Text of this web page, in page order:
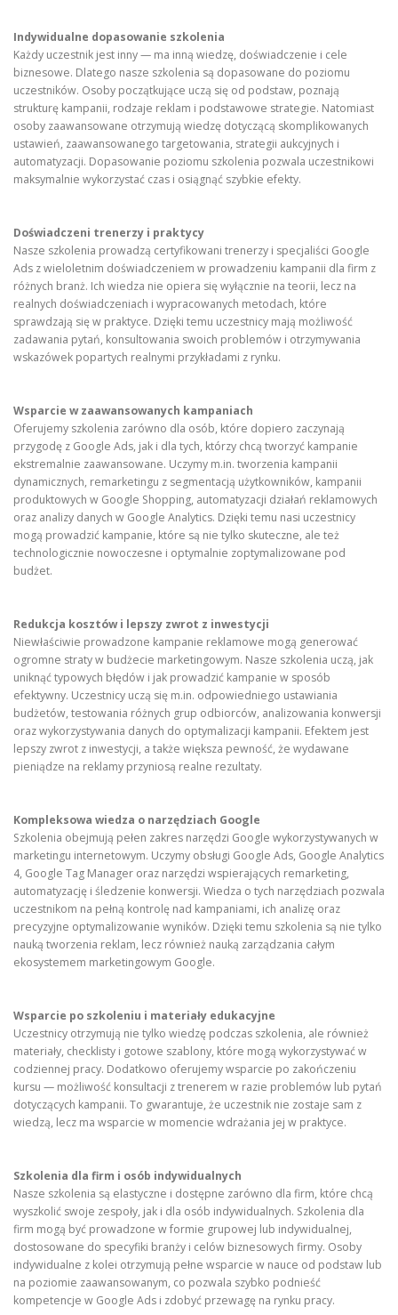
Indywidualne dopasowanie szkolenia
Każdy uczestnik jest inny — ma inną wiedzę, doświadczenie i cele
biznesowe. Dlatego nasze szkolenia są dopasowane do poziomu
uczestników. Osoby początkujące uczą się od podstaw, poznają
strukturę kampanii, rodzaje reklam i podstawowe strategie. Natomiast
osoby zaawansowane otrzymują wiedzę dotyczącą skomplikowanych
ustawień, zaawansowanego targetowania, strategii aukcyjnych i
automatyzacji. Dopasowanie poziomu szkolenia pozwala uczestnikowi
maksymalnie wykorzystać czas i osiągnąć szybkie efekty.
Doświadczeni trenerzy i praktycy
Nasze szkolenia prowadzą certyfikowani trenerzy i specjaliści Google
Ads z wieloletnim doświadczeniem w prowadzeniu kampanii dla firm z
różnych branż. Ich wiedza nie opiera się wyłącznie na teorii, lecz na
realnych doświadczeniach i wypracowanych metodach, które
sprawdzają się w praktyce. Dzięki temu uczestnicy mają możliwość
zadawania pytań, konsultowania swoich problemów i otrzymywania
wskazówek popartych realnymi przykładami z rynku.
Wsparcie w zaawansowanych kampaniach
Oferujemy szkolenia zarówno dla osób, które dopiero zaczynają
przygodę z Google Ads, jak i dla tych, którzy chcą tworzyć kampanie
ekstremalnie zaawansowane. Uczymy m.in. tworzenia kampanii
dynamicznych, remarketingu z segmentacją użytkowników, kampanii
produktowych w Google Shopping, automatyzacji działań reklamowych
oraz analizy danych w Google Analytics. Dzięki temu nasi uczestnicy
mogą prowadzić kampanie, które są nie tylko skuteczne, ale też
technologicznie nowoczesne i optymalnie zoptymalizowane pod
budżet.
Redukcja kosztów i lepszy zwrot z inwestycji
Niewłaściwie prowadzone kampanie reklamowe mogą generować
ogromne straty w budżecie marketingowym. Nasze szkolenia uczą, jak
uniknąć typowych błędów i jak prowadzić kampanie w sposób
efektywny. Uczestnicy uczą się m.in. odpowiedniego ustawiania
budżetów, testowania różnych grup odbiorców, analizowania konwersji
oraz wykorzystywania danych do optymalizacji kampanii. Efektem jest
lepszy zwrot z inwestycji, a także większa pewność, że wydawane
pieniądze na reklamy przyniosą realne rezultaty.
Kompleksowa wiedza o narzędziach Google
Szkolenia obejmują pełen zakres narzędzi Google wykorzystywanych w
marketingu internetowym. Uczymy obsługi Google Ads, Google Analytics
4, Google Tag Manager oraz narzędzi wspierających remarketing,
automatyzację i śledzenie konwersji. Wiedza o tych narzędziach pozwala
uczestnikom na pełną kontrolę nad kampaniami, ich analizę oraz
precyzyjne optymalizowanie wyników. Dzięki temu szkolenia są nie tylko
nauką tworzenia reklam, lecz również nauką zarządzania całym
ekosystemem marketingowym Google.
Wsparcie po szkoleniu i materiały edukacyjne
Uczestnicy otrzymują nie tylko wiedzę podczas szkolenia, ale również
materiały, checklisty i gotowe szablony, które mogą wykorzystywać w
codziennej pracy. Dodatkowo oferujemy wsparcie po zakończeniu
kursu — możliwość konsultacji z trenerem w razie problemów lub pytań
dotyczących kampanii. To gwarantuje, że uczestnik nie zostaje sam z
wiedzą, lecz ma wsparcie w momencie wdrażania jej w praktyce.
Szkolenia dla firm i osób indywidualnych
Nasze szkolenia są elastyczne i dostępne zarówno dla firm, które chcą
wyszkolić swoje zespoły, jak i dla osób indywidualnych. Szkolenia dla
firm mogą być prowadzone w formie grupowej lub indywidualnej,
dostosowane do specyfiki branży i celów biznesowych firmy. Osoby
indywidualne z kolei otrzymują pełne wsparcie w nauce od podstaw lub
na poziomie zaawansowanym, co pozwala szybko podnieść
kompetencje w Google Ads i zdobyć przewagę na rynku pracy.